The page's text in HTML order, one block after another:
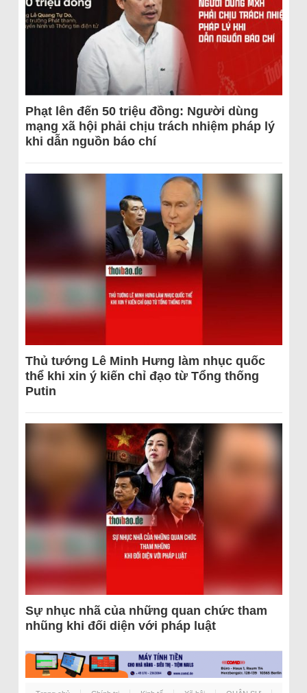
Phạt lên đến 50 triệu đồng: Người dùng
mạng xã hội phải chịu trách nhiệm pháp lý
khi dẫn nguồn báo chí
Thủ tướng Lê Minh Hưng làm nhục quốc
thể khi xin ý kiến chỉ đạo từ Tổng thống
Putin
Sự nhục nhã của những quan chức tham
nhũng khi đối diện với pháp luật